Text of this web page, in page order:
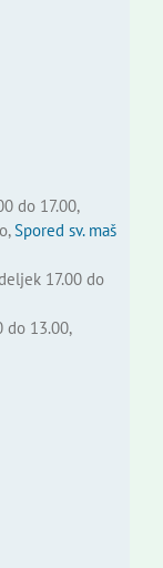
do 17.00,
Spored sv. maš
17.00 do
13.00,